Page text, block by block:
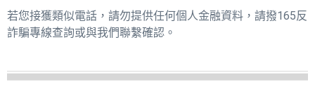
若您接獲類似電話，請勿提供任何個人金融資料，請撥165反
詐騙專線查詢或與我們聯繫確認。